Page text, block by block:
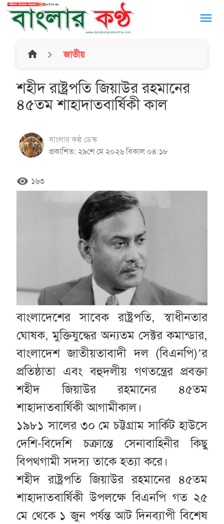
menu
home জাতীয়
শহীদ রাষ্ট্রপতি জিয়াউর রহমানের
৪৫তম শাহাদাতবার্ষিকী কাল
বাংলার কণ্ঠ ডেস্ক
প্রকাশিত: ২৯শে মে ২০২৬ বিকাল ০৪:১৮
remove_red_eye ১৬৩
বাংলাদেশের সাবেক রাষ্ট্রপতি, স্বাধীনতার
ঘোষক, মুক্তিযুদ্ধের অন্যতম সেক্টর কমান্ডার,
বাংলাদেশ জাতীয়তাবাদী দল (বিএনপি)’র
প্রতিষ্ঠাতা এবং বহুদলীয় গণতন্ত্রের প্রবক্তা
শহীদ জিয়াউর রহমানের ৪৫তম
শাহাদাতবার্ষিকী আগামীকাল।
১৯৮১ সালের ৩০ মে চট্টগ্রাম সার্কিট হাউসে
দেশি-বিদেশি চক্রান্তে সেনাবাহিনীর কিছু
বিপথগামী সদস্য তাকে হত্যা করে।
শহীদ রাষ্ট্রপতি জিয়াউর রহমানের ৪৫তম
শাহাদাতবার্ষিকী উপলক্ষে বিএনপি গত ২৫
মে থেকে ১ জুন পর্যন্ত আট দিনব্যাপী বিশেষ